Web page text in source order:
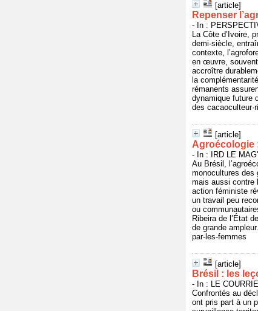
[article]
Repenser
- In :
La Côte d’Ivoire,
demi-siècle,
contexte,
en œuvre,
accroître
la
rémanents
dynamique future
des
[article]
Agroécologie
- In : IRD LE
Au Brésil,
monocultures des
mais aussi contre
action féministe
un travail peu
ou
Ribeira de l’État
de grande
par-les-femmes
[article]
Brésil : les
- In : LE
Confrontés au
ont pris part à un